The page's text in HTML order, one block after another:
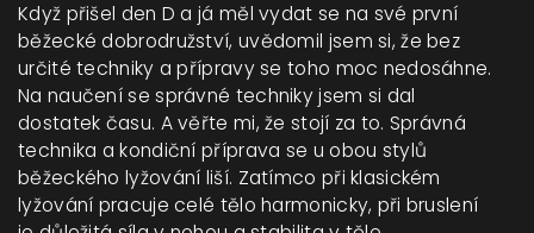
Když přišel den D a já měl vydat se na své první
běžecké dobrodružství, uvědomil jsem si, že bez
určité techniky a přípravy se toho moc nedosáhne.
Na naučení se správné techniky jsem si dal
dostatek času. A věřte mi, že stojí za to. Správná
technika a kondiční příprava se u obou stylů
běžeckého lyžování liší. Zatímco při klasickém
lyžování pracuje celé tělo harmonicky, při bruslení